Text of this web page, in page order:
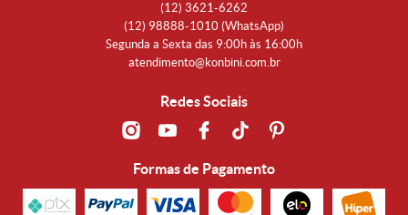
(12) 3621-6262
(12) 98888-1010 (WhatsApp)
Segunda a Sexta das 9:00h às 16:00h
atendimento@konbini.com.br
Redes Sociais
Formas de Pagamento